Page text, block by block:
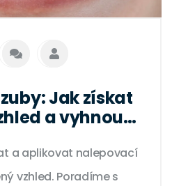
Jak získat
a vyhnout
a aplikovat nalepovací
vzhled. Poradíme s